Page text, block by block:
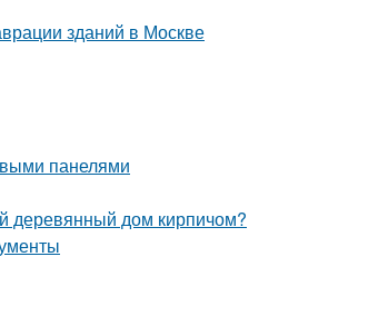
зданий в Москве
панелями
деревянный дом кирпичом?